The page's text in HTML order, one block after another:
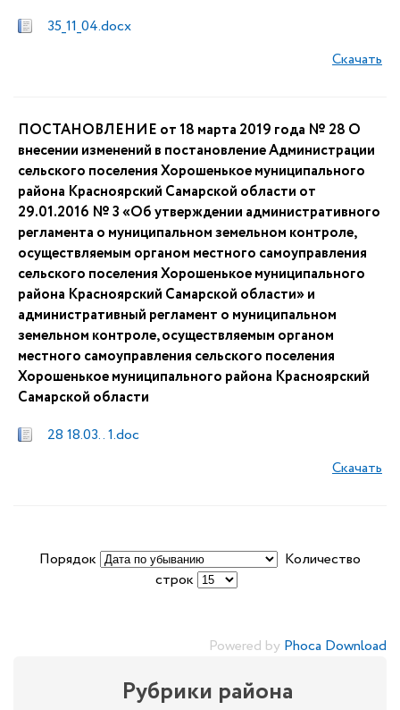
35_11_04.docx
Скачать
ПОСТАНОВЛЕНИЕ от 18 марта 2019 года № 28 О
внесении изменений в постановление Администрации
сельского поселения Хорошенькое муниципального
района Красноярский Самарской области от
29.01.2016 № 3 «Об утверждении административного
регламента о муниципальном земельном контроле,
осуществляемым органом местного самоуправления
сельского поселения Хорошенькое муниципального
района Красноярский Самарской области» и
административный регламент о муниципальном
земельном контроле, осуществляемым органом
местного самоуправления сельского поселения
Хорошенькое муниципального района Красноярский
Самарской области
28 18.03. . 1.doc
Скачать
Порядок
Количество
строк
Powered by Phoca Download
Рубрики района